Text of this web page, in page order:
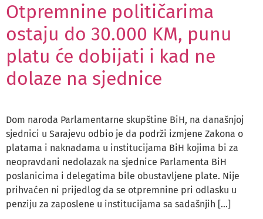
Otpremnine političarima
ostaju do 30.000 KM, punu
platu će dobijati i kad ne
dolaze na sjednice
Dom naroda Parlamentarne skupštine BiH, na današnjoj
sjednici u Sarajevu odbio je da podrži izmjene Zakona o
platama i naknadama u institucijama BiH kojima bi za
neopravdani nedolazak na sjednice Parlamenta BiH
poslanicima i delegatima bile obustavljene plate. Nije
prihvaćen ni prijedlog da se otpremnine pri odlasku u
penziju za zaposlene u institucijama sa sadašnjih […]